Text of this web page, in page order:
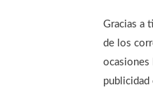
Gracias a
de los
ocasiones
publicidad